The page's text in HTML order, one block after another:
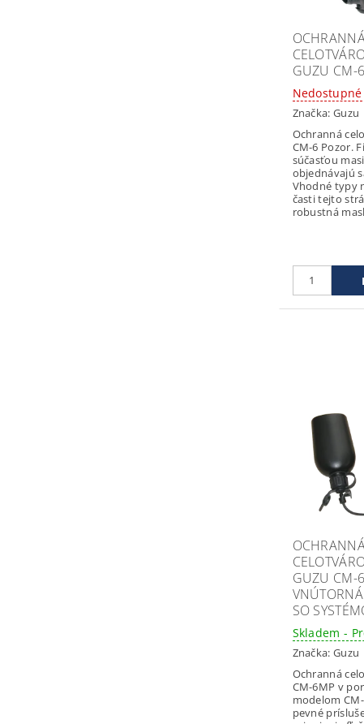
GUZU CM-6
Nedostupné
Značka:Guzu
Ochranná
CM-6 Pozor.
súčasťou
objednávajú
Vhodné typy
časti tejto
robustná
GUZU CM-
SO
Skladem -
Značka:Guzu
Ochranná
CM-6MP v
modelom
pevné